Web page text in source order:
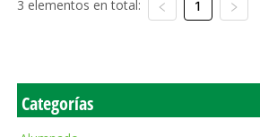
3 elementos en total: 1
Categorías